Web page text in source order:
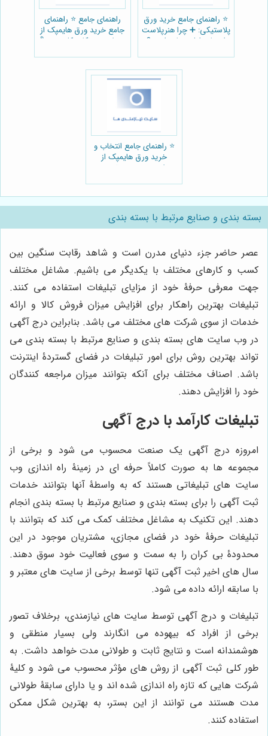
⭐️ راهنمای جامع خرید ورق
پلاستیکی: ➕ چرا هنرپلاست
انتخاب اول صنایع است؟
راهنمای جامع ⭐️ راهنمای
جامع خرید ورق هایمپک از
هنرپلاست: نکات کلیدی + 💰
⭐️ راهنمای جامع انتخاب و
خرید ورق هایمپک از
هنرپلاست: بررسی تخصصی
بسته بندی و صنایع مرتبط با بسته بندی
عصر حاضر جزء دنیای مدرن است و شاهد رقابت سنگین بین
کسب و کارهای مختلف با یکدیگر می باشیم. مشاغل مختلف
جهت معرفی حرفۀ خود از مزایای تبلیغات استفاده می کنند.
تبلیغات بهترین راهکار برای افزایش میزان فروش کالا و ارائه
خدمات از سوی شرکت های مختلف می باشد. بنابراین درج آگهی
در وب سایت های بسته بندی و صنایع مرتبط با بسته بندی می
تواند بهترین روش برای امور تبلیغات در فضای گستردۀ اینترنت
باشد. اصناف مختلف برای آنکه بتوانند میزان مراجعه کنندگان
خود را افزایش دهند.
تبلیغات کارآمد با درج آگهی
امروزه درج آگهی یک صنعت محسوب می شود و برخی از
مجموعه ها به صورت کاملاً حرفه ای در زمینۀ راه اندازی وب
سایت های تبلیغاتی هستند که به واسطۀ آنها بتوانند خدمات
ثبت آگهی را برای بسته بندی و صنایع مرتبط با بسته بندی انجام
دهند. این تکنیک به مشاغل مختلف کمک می کند که بتوانند با
تبلیغات حرفۀ خود در فضای مجازی، مشتریان موجود در این
محدودۀ بی کران را به سمت و سوی فعالیت خود سوق دهند.
سال های اخیر ثبت آگهی تنها توسط برخی از سایت های معتبر و
با سابقه ارائه داده می شود.
تبلیغات و درج آگهی توسط سایت های نیازمندی، برخلاف تصور
برخی از افراد که بیهوده می انگارند ولی بسیار منطقی و
هوشمندانه است و نتایج ثابت و طولانی مدت خواهد داشت. به
طور کلی ثبت آگهی از روش های مؤثر محسوب می شود و کلیۀ
شرکت هایی که تازه راه اندازی شده اند و یا دارای سابقۀ طولانی
مدت هستند می توانند از این بستر، به بهترین شکل ممکن
استفاده کنند.